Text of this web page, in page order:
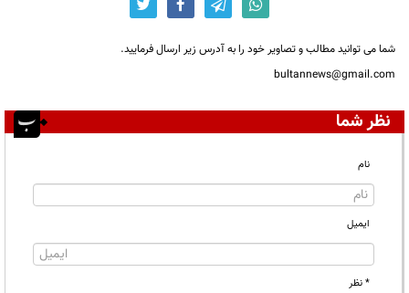
شما می توانید مطالب و تصاویر خود را به آدرس زیر ارسال فرمایید.
bultannews@gmail.com
نظر شما
نام
ایمیل
* نظر